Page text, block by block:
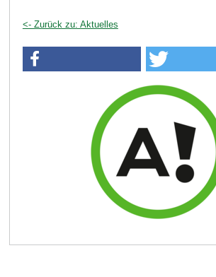
<- Zurück zu: Aktuelles